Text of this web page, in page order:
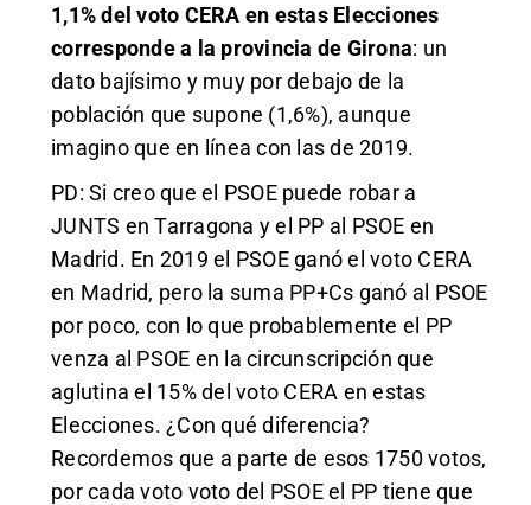
1,1% del voto CERA en estas Elecciones
corresponde a la provincia de Girona: un
dato bajísimo y muy por debajo de la
población que supone (1,6%), aunque
imagino que en línea con las de 2019.
PD: Si creo que el PSOE puede robar a
JUNTS en Tarragona y el PP al PSOE en
Madrid. En 2019 el PSOE ganó el voto CERA
en Madrid, pero la suma PP+Cs ganó al PSOE
por poco, con lo que probablemente el PP
venza al PSOE en la circunscripción que
aglutina el 15% del voto CERA en estas
Elecciones. ¿Con qué diferencia?
Recordemos que a parte de esos 1750 votos,
por cada voto voto del PSOE el PP tiene que